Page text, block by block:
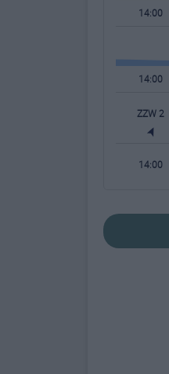
14:00
14:00
ZZW 2
14:00